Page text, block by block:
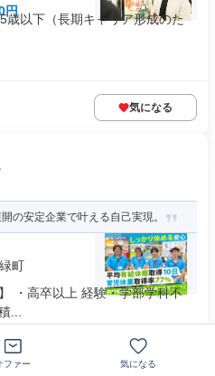
円
歳以下（長期キャリア形成のた
気になる
の安定企業で叶える自己実現。
町
・高卒以上 経験・学部学科不
...
ファー 気になる